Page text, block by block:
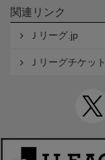
関連リンク
Ｊリーグ.jp
Ｊリーグチケット